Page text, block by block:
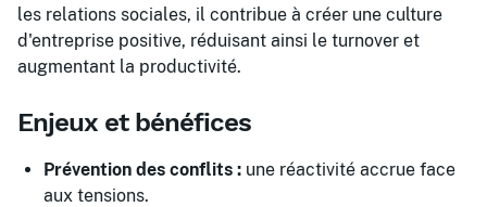
les relations sociales, il contribue à créer une culture
d'entreprise positive, réduisant ainsi le turnover et
augmentant la productivité.
Enjeux et bénéfices
Prévention des conflits : une réactivité accrue face
aux tensions.